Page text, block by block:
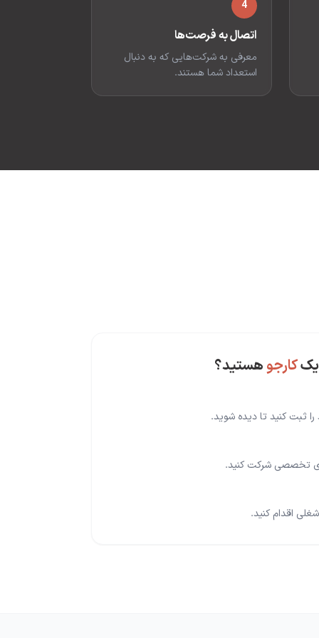
4
اتصال به فرصت‌ها
معرفی به شرکت‌هایی که به دنبال
استعداد شما هستند.
یککارجوهستید؟
ثبت کنید تا دیده شوید.
تخصصی شرکت کنید.
اقدام کنید.